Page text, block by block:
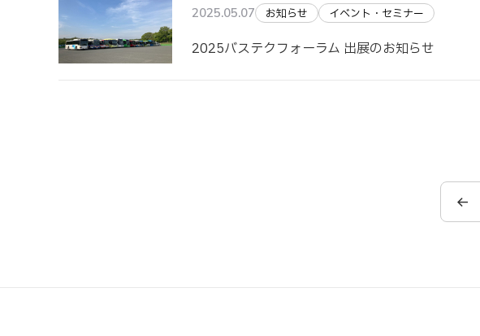
2025.05.07 お知らせ イベント・セミナー
2025バステクフォーラム 出展のお知らせ